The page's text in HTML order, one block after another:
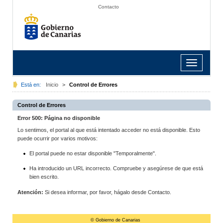
Contacto
Toggle
navigation
Está en: Inicio > Control de Errores
Control de Errores
Error 500: Página no disponible
Lo sentimos, el portal al que está intentado acceder no está disponible. Esto
puede ocurrir por varios motivos:
El portal puede no estar disponible "Temporalmente".
Ha introducido un URL incorrecto. Compruebe y asegúrese de que está
bien escrito.
Atención: Si desea informar, por favor, hágalo desde Contacto.
© Gobierno de Canarias